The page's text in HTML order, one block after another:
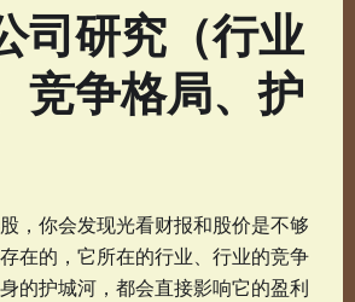
司研究（行业
竞争格局、护
，你会发现光看财报和股价是不够
在的，它所在的行业、行业的竞争
的护城河，都会直接影响它的盈利